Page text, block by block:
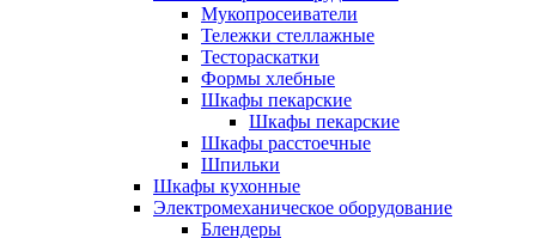
Мукопросеиватели
Тележки стеллажные
Тестораскатки
Формы хлебные
Шкафы пекарские
Шкафы пекарские
Шкафы расстоечные
Шпильки
Шкафы кухонные
Электромеханическое оборудование
Блендеры